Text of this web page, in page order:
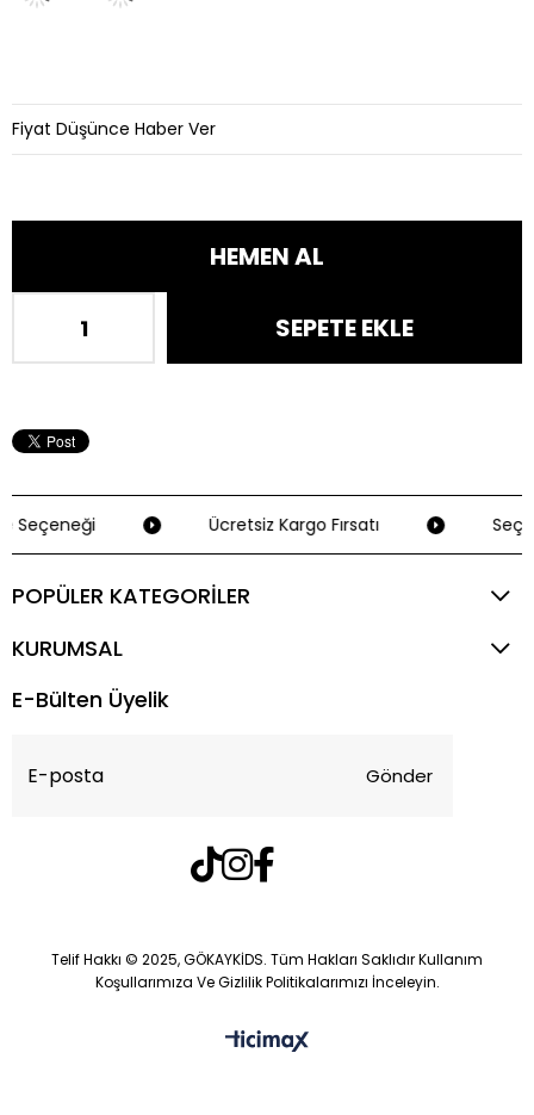
Fiyat Düşünce Haber Ver
Seçeneği Ücretsiz Kargo Fırsatı
POPÜLER KATEGORİLER
KURUMSAL
E-Bülten Üyelik
Gönder
Telif Hakkı © 2025, GÖKAYKİDS. Tüm Hakları Saklıdır Kullanım
Koşullarımıza Ve Gizlilik Politikalarımızı İnceleyin.